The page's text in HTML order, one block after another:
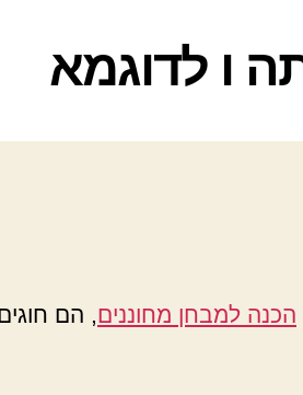
ו לדוגמא
הכנה למבחן מחוננים, הם